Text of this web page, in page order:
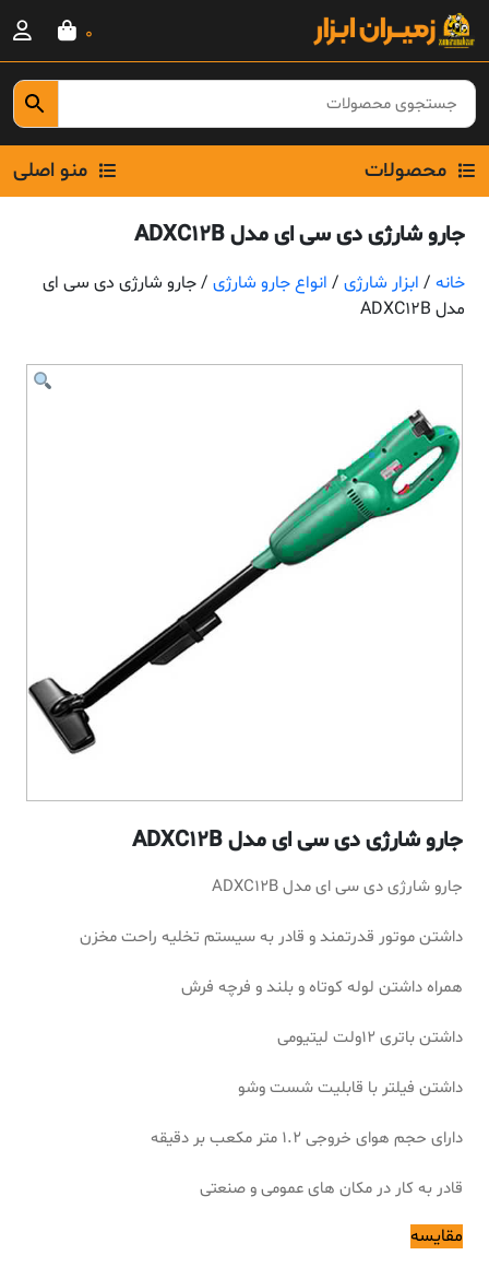
Skip
content
0
محصولات منو اصلی
جارو شارژی دی سی ای مدل ADXC12B
خانه / ابزار شارژی / انواع جارو شارژی / جارو شارژی دی سی ای
مدل ADXC12B
جارو شارژی دی سی ای مدل ADXC12B
جارو شارژی دی سی ای مدل ADXC12B
داشتن موتور قدرتمند و قادر به سیستم تخلیه راحت مخزن
همراه داشتن لوله کوتاه و بلند و فرچه فرش
داشتن باتری 12ولت لیتیومی
داشتن فیلتر با قابلیت شست وشو
دارای حجم هوای خروجی 1.2 متر مکعب بر دقیقه
قادر به کار در مکان های عمومی و صنعتی
مقایسه